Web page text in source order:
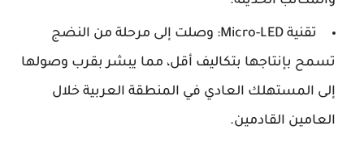
تقنية Micro-LED:
وصلت إلى مرحلة من النضج
تسمح بإنتاجها بتكاليف أقل، مما يبشر بقرب وصولها
إلى المستهلك العادي في المنطقة العربية خلال
العامين القادمين.